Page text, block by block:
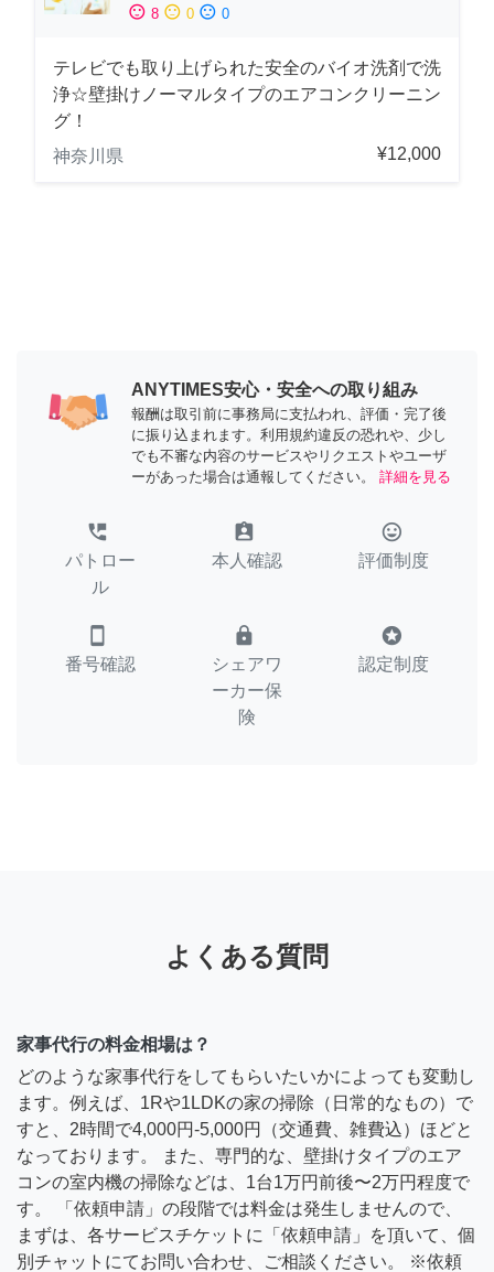
sentiment_satisfied 8 sentiment_neutral 0 sentiment_dissatisfied 0
テレビでも取り上げられた安全のバイオ洗剤で洗
浄☆壁掛けノーマルタイプのエアコンクリーニン
グ！
神奈川県
¥12,000
ANYTIMES安心・安全への取り組み
報酬は取引前に事務局に支払われ、評価・完了後
に振り込まれます。利用規約違反の恐れや、少し
でも不審な内容のサービスやリクエストやユーザ
ーがあった場合は通報してください。
詳細を見る
perm_phone_msg
パトロー
ル
assignment_ind
本人確認
tag_faces
評価制度
smartphone
番号確認
lock
シェアワ
ーカー保
険
stars
認定制度
よくある質問
家事代行の料金相場は？
どのような家事代行をしてもらいたいかによっても変動し
ます。例えば、1Rや1LDKの家の掃除（日常的なもの）で
すと、2時間で4,000円-5,000円（交通費、雑費込）ほどと
なっております。 また、専門的な、壁掛けタイプのエア
コンの室内機の掃除などは、1台1万円前後〜2万円程度で
す。 「依頼申請」の段階では料金は発生しませんので、
まずは、各サービスチケットに「依頼申請」を頂いて、個
別チャットにてお問い合わせ、ご相談ください。 ※依頼